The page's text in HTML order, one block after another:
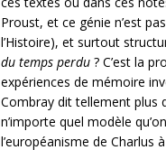
Proust, et ce génie n’est
l’Histoire), et surtout
du temps perdu ? C’est la
expériences de mémoire
Combray dit tellement plus
n’importe quel modèle
l’européanisme de Charlus